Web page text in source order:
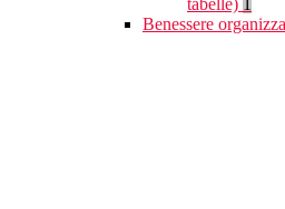
tabelle)
Benessere